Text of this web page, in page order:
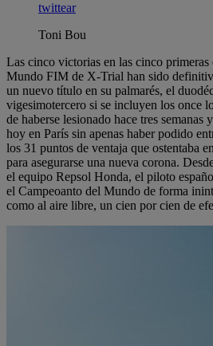
twittear
Toni Bou
Las cinco victorias en las cinco primeras
Mundo FIM de X-Trial han sido
un nuevo título en su palmarés, el
vigesimotercero si se incluyen los once
de haberse lesionado hace tres semanas
hoy en París sin apenas haber podido
los 31 puntos de ventaja que ostentaba
para asegurarse una nueva corona.
el equipo Repsol Honda, el piloto
el Campeoanto del Mundo de forma
como al aire libre, un cien por cien de